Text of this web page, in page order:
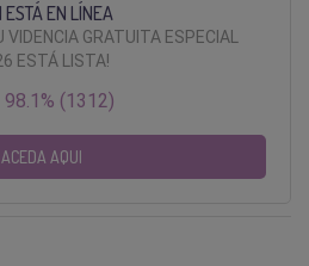
ESTÁ EN LÍNEA
VIDENCIA GRATUITA ESPECIAL
ESTÁ LISTA!
98.1% (1312)
ACEDA AQUI